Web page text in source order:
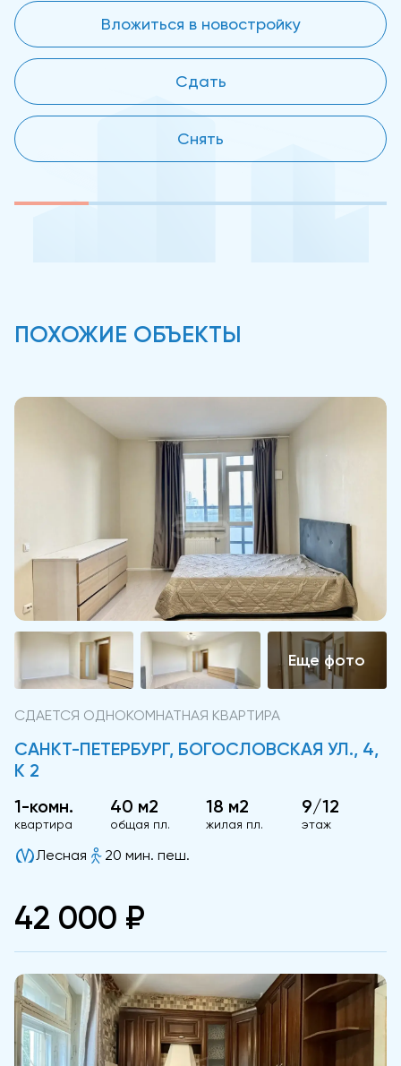
Вложиться в новостройку
Сдать
Снять
ПОХОЖИЕ ОБЪЕКТЫ
СДАЕТСЯ ОДНОКОМНАТНАЯ КВАРТИРА
САНКТ-ПЕТЕРБУРГ, БОГОСЛОВСКАЯ УЛ., 4,
К 2
1-комн.
квартира
40 м2
общая пл.
18 м2
жилая пл.
9/12
этаж
Лесная 20 мин. пеш.
42 000 ₽